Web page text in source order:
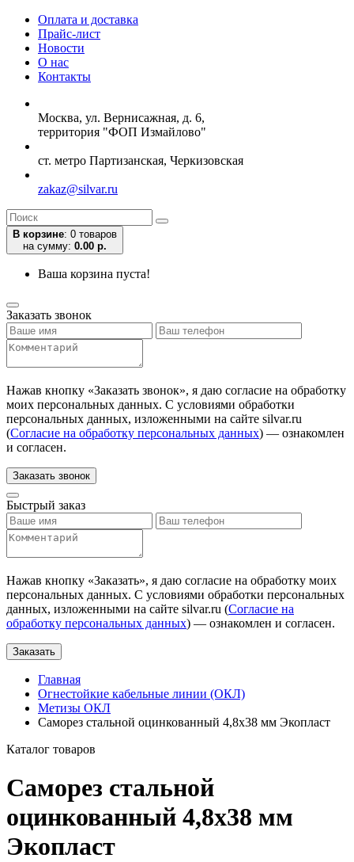
Оплата и доставка
Прайс-лист
Новости
О нас
Контакты
Москва, ул. Вернисажная, д. 6,
территория "ФОП Измайлово"
ст. метро Партизанская, Черкизовская
zakaz@silvar.ru
В корзине: 0 товаров
на сумму: 0.00 р.
Ваша корзина пуста!
Заказать звонок
Нажав кнопку «Заказать звонок», я даю согласие на обработку
моих персональных данных. С условиями обработки
персональных данных, изложенными на сайте silvar.ru
(Согласие на обработку персональных данных) — ознакомлен
и согласен.
Заказать звонок
Быстрый заказ
Нажав кнопку «Заказать», я даю согласие на обработку моих
персональных данных. С условиями обработки персональных
данных, изложенными на сайте silvar.ru (Согласие на
обработку персональных данных) — ознакомлен и согласен.
Заказать
Главная
Огнестойкие кабельные линии (ОКЛ)
Метизы ОКЛ
Саморез стальной оцинкованный 4,8x38 мм Экопласт
Каталог товаров
Саморез стальной
оцинкованный 4,8x38 мм
Экопласт